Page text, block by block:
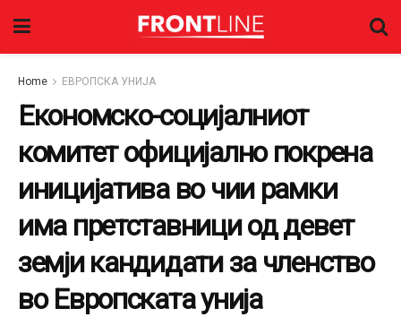
Home ЕВРОПСКА УНИЈА
Економско-социјалниот
комитет официјално покрена
иницијатива во чии рамки
има претставници од девет
земји кандидати за членство
во Европската унија